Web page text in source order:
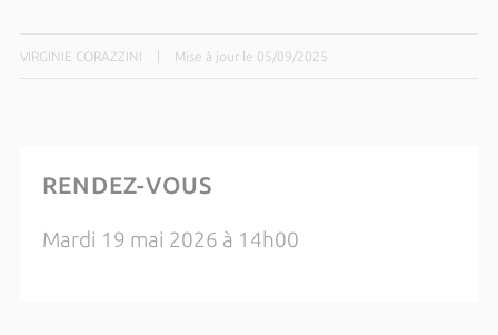
VIRGINIE CORAZZINI Mise à jour le 05/09/2025
RENDEZ-VOUS
Mardi 19 mai 2026 à 14h00